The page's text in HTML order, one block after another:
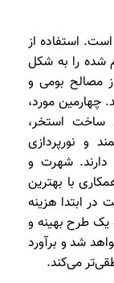
استفاده از
شده را به شکل
مصالح بومی و
چهارمین مورد،
ساخت استخر،
و نورپردازی
دارند. شهرت و
با بهترین
ابتدا هزینه
یک طرح بهینه و
شد و برآورد
می‌کند.